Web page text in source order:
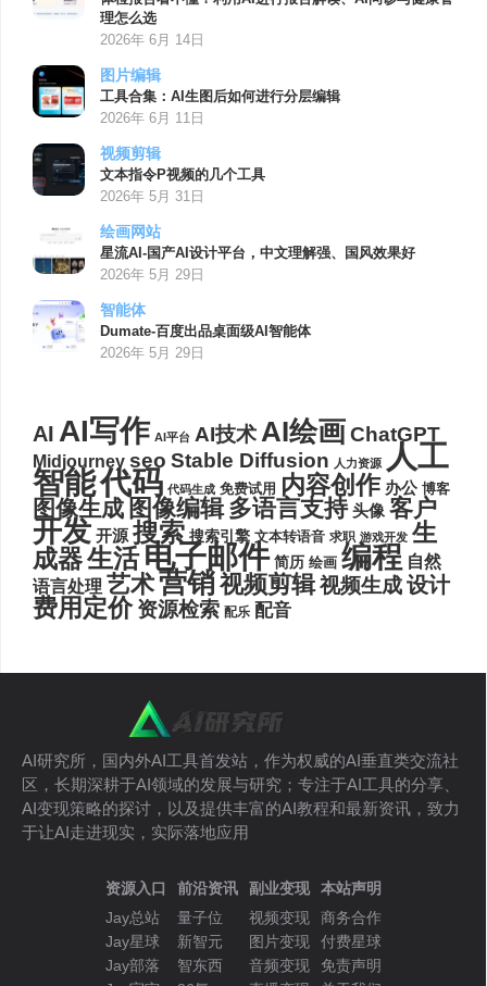
理怎么选
2026年 6月 14日
图片编辑
工具合集：AI生图后如何进行分层编辑
2026年 6月 11日
视频剪辑
文本指令P视频的几个工具
2026年 5月 31日
绘画网站
星流AI-国产AI设计平台，中文理解强、国风效果好
2026年 5月 29日
智能体
Dumate-百度出品桌面级AI智能体
2026年 5月 29日
AI AI写作 AI平台 AI技术AI绘画ChatGPT
Midjourney seo Stable Diffusion 人力资源 人工
智能代码 代码生成 免费试用 内容创作 办公 博客
图像生成 图像编辑 多语言支持 头像 客户
开发 开源 搜索 搜索引擎 文本转语音 求职 游戏开发 生
成器生活电子邮件 简历 绘画 编程 自然
语言处理 艺术营销视频剪辑视频生成设计
费用定价 资源检索 配乐 配音
AI研究所，国内外AI工具首发站，作为权威的AI垂直类交流社
区，长期深耕于AI领域的发展与研究；专注于AI工具的分享、
AI变现策略的探讨，以及提供丰富的AI教程和最新资讯，致力
于让AI走进现实，实际落地应用
资源入口
Jay总站
Jay星球
Jay部落
前沿资讯
量子位
新智元
智东西
副业变现
视频变现
图片变现
音频变现
本站声明
商务合作
付费星球
免责声明